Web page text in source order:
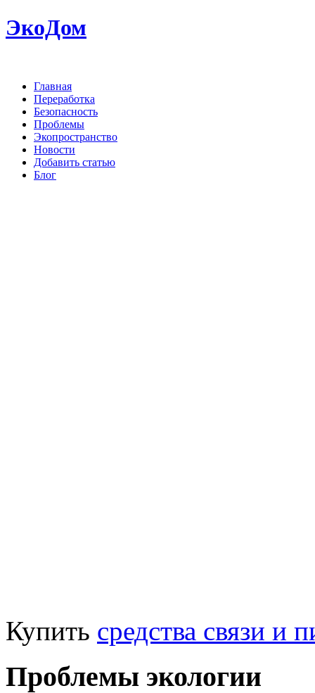
ЭкоДом
Главная
Переработка
Безопасность
Проблемы
Экопространство
Новости
Добавить статью
Блог
Купить средства связи и
Проблемы экологии